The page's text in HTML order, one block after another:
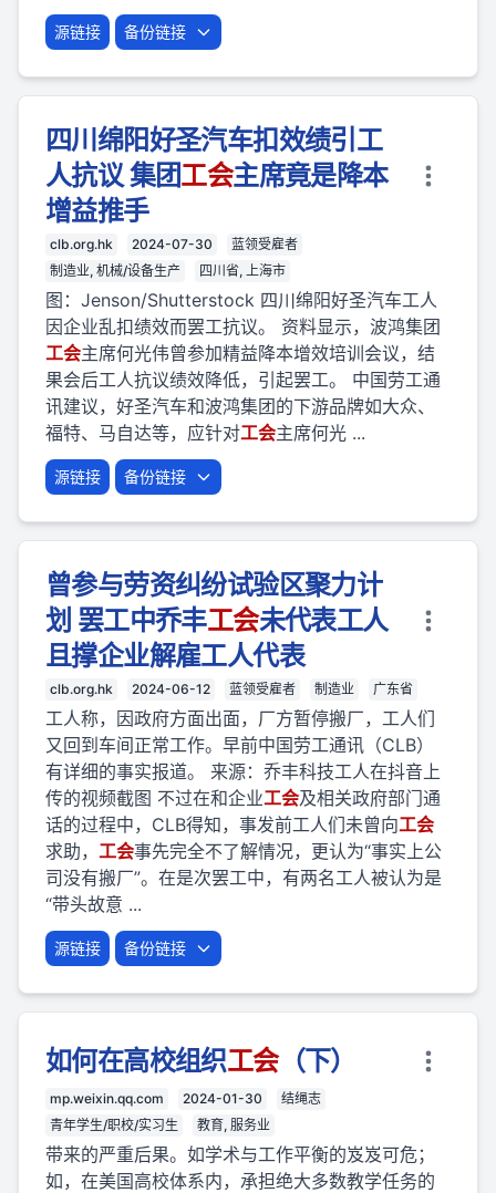
源链接 备份链接
四川绵阳好圣汽车扣效绩引工
人抗议 集团工会主席竟是降本
增益推手
clb.org.hk 2024-07-30
蓝领受雇者
制造业, 机械/设备生产
四川省, 上海市
图：Jenson/Shutterstock 四川绵阳好圣汽车工人
因企业乱扣绩效而罢工抗议。 资料显示，波鸿集团
工会主席何光伟曾参加精益降本增效培训会议，结
果会后工人抗议绩效降低，引起罢工。 中国劳工通
讯建议，好圣汽车和波鸿集团的下游品牌如大众、
福特、马自达等，应针对工会主席何光 ...
源链接 备份链接
曾参与劳资纠纷试验区聚力计
划 罢工中乔丰工会未代表工人
且撑企业解雇工人代表
clb.org.hk 2024-06-12 蓝领受雇者 制造业 广东省
工人称，因政府方面出面，厂方暂停搬厂，工人们
又回到车间正常工作。早前中国劳工通讯（CLB）
有详细的事实报道。 来源：乔丰科技工人在抖音上
传的视频截图 不过在和企业工会及相关政府部门通
话的过程中，CLB得知，事发前工人们未曾向工会
求助， 工会事先完全不了解情况，更认为“事实上公
司没有搬厂”。在是次罢工中，有两名工人被认为是
“带头故意 ...
源链接 备份链接
如何在高校组织工会（下）
mp.weixin.qq.com 2024-01-30
结绳志
青年学生/职校/实习生
教育, 服务业
带来的严重后果。如学术与工作平衡的岌岌可危；
如，在美国高校体系内，承担绝大多数教学任务的